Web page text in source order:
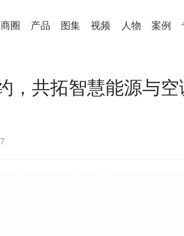
商圈 产品 图集 视频 人物 案例
，共拓智慧能源与